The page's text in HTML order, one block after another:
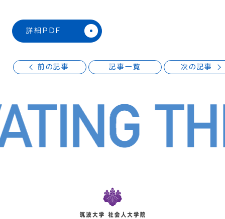
詳細PDF
前の記事 記事一覧 次の記事